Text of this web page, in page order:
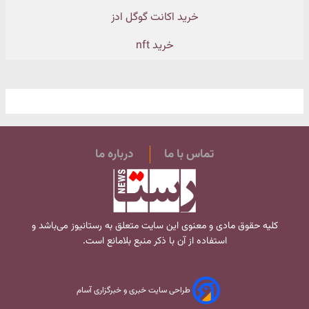
خرید اکانت گوگل ادز
خرید nft
تماس با ما درباره ما
کلیه حقوق مادی و معنوی این سایت متعلق به رستانیوز می‌باشد و
استفاده از آن با ذکر منبع بلامانع است.
طراحی سایت خبری و خبرگزاری آسام